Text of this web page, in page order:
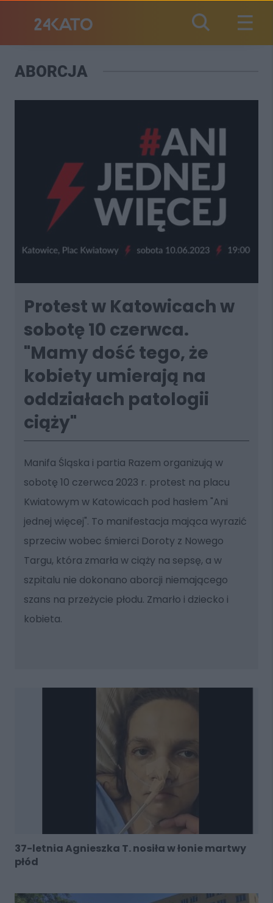
ABORCJA
Protest w Katowicach w
sobotę 10 czerwca.
"Mamy dość tego, że
kobiety umierają na
oddziałach patologii
ciąży"
Manifa Śląska i partia Razem organizują w
sobotę 10 czerwca 2023 r. protest na placu
Kwiatowym w Katowicach pod hasłem "Ani
jednej więcej". To manifestacja mająca wyrazić
sprzeciw wobec śmierci Doroty z Nowego
Targu, która zmarła w ciąży na sepsę, a w
szpitalu nie dokonano aborcji niemającego
szans na przeżycie płodu. Zmarło i dziecko i
kobieta.
37-letnia Agnieszka T. nosiła w łonie martwy
płód